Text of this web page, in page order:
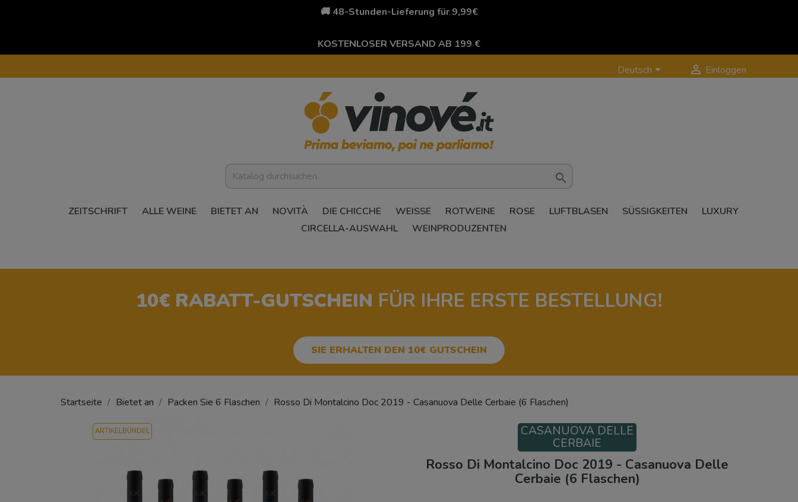
🚚 48-Stunden-Lieferung für 9,99€
KOSTENLOSER VERSAND AB 199 €
Deutsch  Einloggen

ZEITSCHRIFT ALLE WEINE BIETET AN NOVITÀ DIE CHICCHE WEISSE ROTWEINE ROSE LUFTBLASEN SÜSSIGKEITEN
LUXURY
CIRCELLA-AUSWAHL
WEINPRODUZENTEN
10€ RABATT-GUTSCHEIN FÜR IHRE ERSTE BESTELLUNG!
SIE ERHALTEN DEN 10€ GUTSCHEIN
Startseite Bietet an Packen Sie 6 Flaschen Rosso Di Montalcino Doc 2019 - Casanuova Delle Cerbaie (6 Flaschen)
ARTIKELBÜNDEL
CASANUOVA DELLE
CERBAIE
Rosso Di Montalcino Doc 2019 - Casanuova Delle
Cerbaie (6 Flaschen)